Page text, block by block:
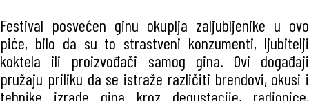
Festival posvećen ginu okuplja zaljubljenike u ovo
piće, bilo da su to strastveni konzumenti, ljubitelji
koktela ili proizvođači samog gina. Ovi događaji
pružaju priliku da se istraže različiti brendovi, okusi i
tehnike izrade gina kroz degustacije, radionice,